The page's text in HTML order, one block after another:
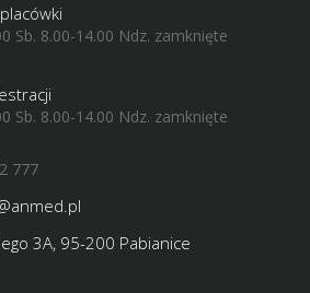
Sb. 8.00-14.00 Ndz. zamknięte
Sb. 8.00-14.00 Ndz. zamknięte
777
3A, 95-200 Pabianice